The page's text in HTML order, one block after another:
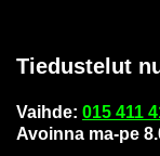
Tie­dus­te­lut
Vaih­de: 015 411
Avoin­na ma-pe